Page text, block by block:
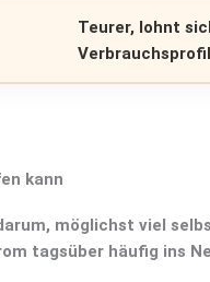
Teurer, lohnt
kann
möglichst viel
tagsüber häufig ins